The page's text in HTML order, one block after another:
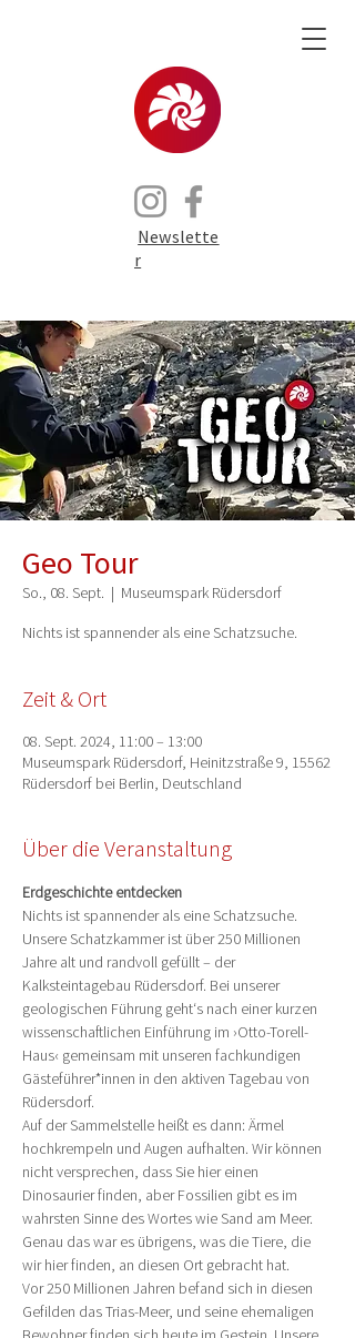
Newslette
r
Geo Tour
So., 08. Sept.
  |
Museumspark Rüdersdorf
Nichts ist spannender als eine Schatzsuche.
Zeit & Ort
08. Sept. 2024, 11:00 – 13:00
Museumspark Rüdersdorf, Heinitzstraße 9, 15562
Rüdersdorf bei Berlin, Deutschland
Über die Veranstaltung
Erdgeschichte entdecken
Nichts ist spannender als eine Schatzsuche.
Unsere Schatzkammer ist über 250 Millionen
Jahre alt und randvoll gefüllt – der
Kalksteintagebau Rüdersdorf. Bei unserer
geologischen Führung geht‘s nach einer kurzen
wissenschaftlichen Einführung im ›Otto-Torell-
Haus‹ gemeinsam mit unseren fachkundigen
Gästeführer*innen in den aktiven Tagebau von
Rüdersdorf.
Auf der Sammelstelle heißt es dann: Ärmel
hochkrempeln und Augen aufhalten. Wir können
nicht versprechen, dass Sie hier einen
Dinosaurier finden, aber Fossilien gibt es im
wahrsten Sinne des Wortes wie Sand am Meer.
Genau das war es übrigens, was die Tiere, die
wir hier finden, an diesen Ort gebracht hat.
Vor 250 Millionen Jahren befand sich in diesen
Gefilden das Trias-Meer, und seine ehemaligen